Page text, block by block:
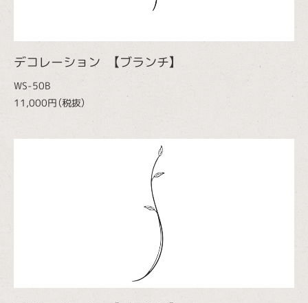
デコレーション 【ブランチ】
WS-50B
11,000円（税抜）